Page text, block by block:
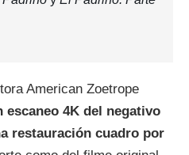
American Zoetrope
4K del negativo
restauración cuadro por